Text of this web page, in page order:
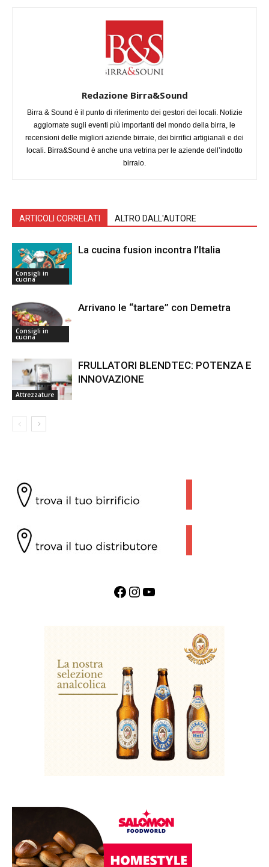
Redazione Birra&Sound
Birra & Sound è il punto di riferimento dei gestori dei locali. Notizie
aggiornate sugli eventi più importanti del mondo della birra, le
recensioni delle migliori aziende birraie, dei birrifici artigianali e dei
locali. Birra&Sound è anche una vetrina per le aziende dell’indotto
birraio.
ARTICOLI CORRELATI ALTRO DALL'AUTORE
Consigli in
cucina
La cucina fusion incontra l’Italia
Consigli in
cucina
Arrivano le “tartare” con Demetra
Attrezzature
FRULLATORI BLENDTEC: POTENZA E
INNOVAZIONE
Facebook InstagramYouTube